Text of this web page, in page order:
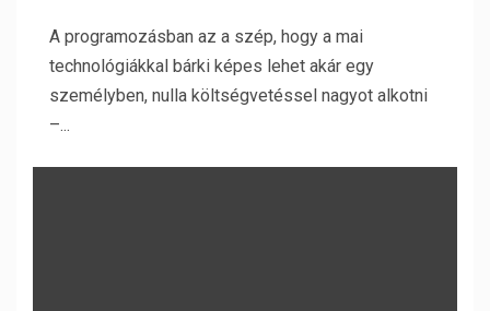
A programozásban az a szép, hogy a mai
technológiákkal bárki képes lehet akár egy
személyben, nulla költségvetéssel nagyot alkotni
–...